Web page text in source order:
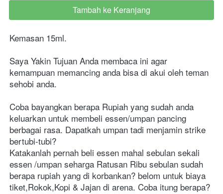
`
Tambah ke Keranjang
Kemasan 15ml.
Saya Yakin Tujuan Anda membaca ini agar
kemampuan memancing anda bisa di akui oleh teman
sehobi anda.
Coba bayangkan berapa Rupiah yang sudah anda
keluarkan untuk membeli essen/umpan pancing
berbagai rasa. Dapatkah umpan tadi menjamin strike
bertubi-tubi?
Katakanlah pernah beli essen mahal sebulan sekali
essen /umpan seharga Ratusan Ribu sebulan sudah
berapa rupiah yang di korbankan? belom untuk biaya
tiket,Rokok,Kopi & Jajan di arena. Coba itung berapa?